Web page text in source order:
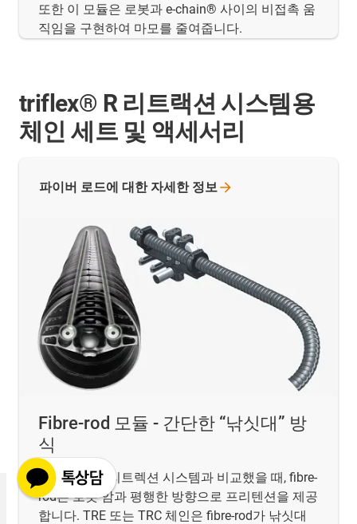
또한 이 모듈은 로봇과 e-chain® 사이의 비접촉 움
직임을 구현하여 마모를 줄여줍니다.
triflex® R 리트랙션 시스템용
체인 세트 및 액세서리
Fibre-rod 모듈 - 간단한 “낚싯대” 방
식
다른 이구스 리트렉션 시스템과 비교했을 때, fibre-
rod는 로봇 암과 평행한 방향으로 프리텐션을 제공
합니다. TRE 또는 TRC 체인은 fibre-rod가 낚싯대
파이버 로드에 대한 자세한 정보